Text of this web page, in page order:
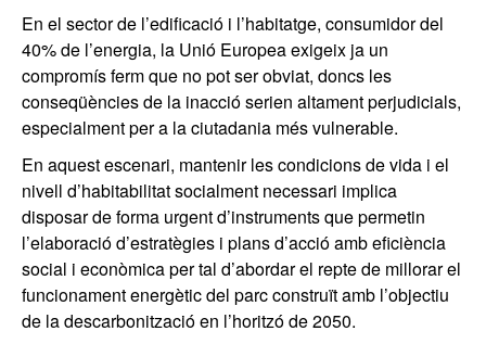
En el sector de l’edificació i l’habitatge, consumidor del
40% de l’energia, la Unió Europea exigeix ja un
compromís ferm que no pot ser obviat, doncs les
conseqüències de la inacció serien altament perjudicials,
especialment per a la ciutadania més vulnerable.
En aquest escenari, mantenir les condicions de vida i el
nivell d’habitabilitat socialment necessari implica
disposar de forma urgent d’instruments que permetin
l’elaboració d’estratègies i plans d’acció amb eficiència
social i econòmica per tal d’abordar el repte de millorar el
funcionament energètic del parc construït amb l’objectiu
de la descarbonització en l’horitzó de 2050.